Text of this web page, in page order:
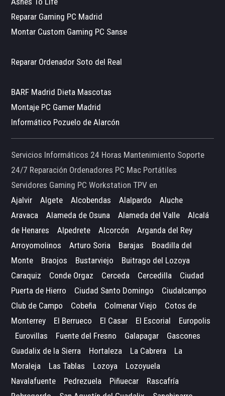
Reparar Gaming PC Madrid
Montar Custom Gaming PC Sanse
Reparar Ordenador Soto del Real
BARF Madrid Dieta Mascotas
Montaje PC Gamer Madrid
Informático Pozuelo de Alarcón
Servicios Informáticos 24 Horas Mantenimiento Soporte
24/7 Reparación Ordenadores PC Mac Portátiles
Servidores Gaming PC Workstation TPV en
Ajalvir
Algete Alcobendas Alalpardo
Aluche
Aravaca
Alameda de Osuna Alameda del Valle
Alcalá
de Henares
Alpedrete Alcorcón
Arganda del Rey
Arroyomolinos
Arturo Soria Barajas
Boadilla del
Monte
Braojos Bustarviejo
Buitrago del Lozoya
Caraquiz
Conde Orgaz Cerceda Cercedilla
Ciudad
Puerta de Hierro
Ciudad Santo Domingo
Ciudalcampo
Club de Campo
Cobeña Colmenar Viejo
Cotos de
Monterrey
El Berrueco El Casar El Escorial
Europolis
Eurovillas
Fuente del Fresno Galapagar
Gascones
Guadalix de la Sierra
Hortaleza La Cabrera
La
Moraleja
Las Tablas Lozoya
Lozoyuela
Navalafuente
Pedrezuela Piñuecar
Rascafría